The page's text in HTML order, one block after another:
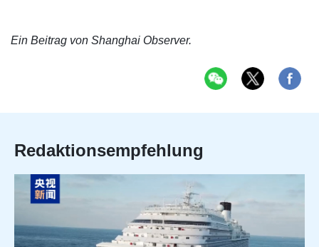
Ein Beitrag von Shanghai Observer.
Redaktionsempfehlung